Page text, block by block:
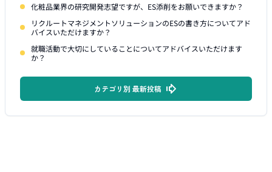
化粧品業界の研究開発志望ですが、ES添削をお願いできますか？
リクルートマネジメントソリューションのESの書き方についてアド
バイスいただけますか？
就職活動で大切にしていることについてアドバイスいただけます
か？
カテゴリ別 最新投稿